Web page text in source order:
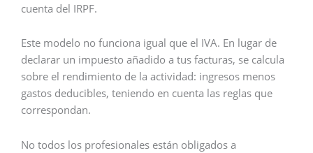
cuenta del IRPF.
Este modelo no funciona igual que el IVA. En lugar de
declarar un impuesto añadido a tus facturas, se calcula
sobre el rendimiento de la actividad: ingresos menos
gastos deducibles, teniendo en cuenta las reglas que
correspondan.
No todos los profesionales están obligados a